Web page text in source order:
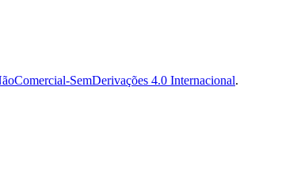
SemDerivações 4.0 Internacional.